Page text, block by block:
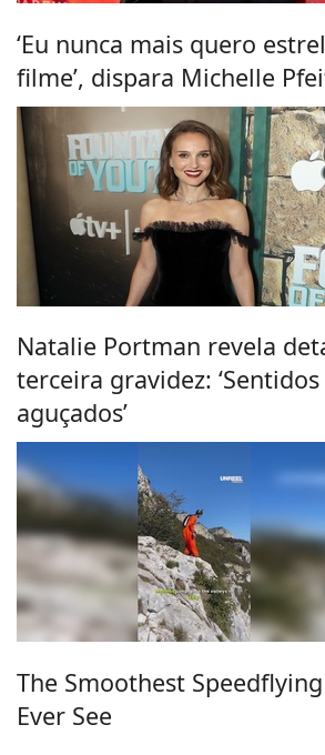
‘Eu nunca mais quero
filme’, dispara Michelle
Natalie Portman revela
terceira gravidez:
aguçados’
The Smoothest
Ever See